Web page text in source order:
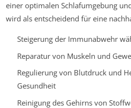
einer optimalen Schlafumgebung
wird als entscheidend für eine
Steigerung der Immunabwehr
Reparatur von Muskeln und
Regulierung von Blutdruck und
Gesundheit
Reinigung des Gehirns von